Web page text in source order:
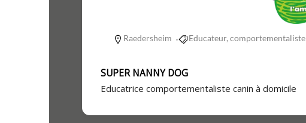
Raedersheim Educateur, comportementaliste
SUPER NANNY DOG
Educatrice comportementaliste canin à domicile